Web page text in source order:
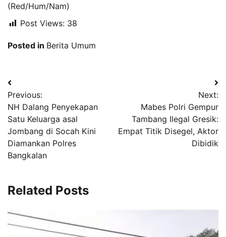
(Red/Hum/Nam)
Post Views: 38
Posted in Berita Umum
Navigasi
pos
Previous:
NH Dalang Penyekapan
Satu Keluarga asal
Jombang di Socah Kini
Diamankan Polres
Bangkalan
Next:
Mabes Polri Gempur
Tambang Ilegal Gresik:
Empat Titik Disegel, Aktor
Dibidik
Related Posts